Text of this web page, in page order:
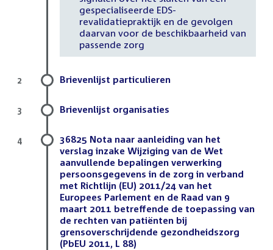
gespecialiseerde EDS-
revalidatiepraktijk en de gevolgen
daarvan voor de beschikbaarheid van
passende zorg
Brievenlijst particulieren
2
Brievenlijst organisaties
3
36825 Nota naar aanleiding van het
verslag inzake Wijziging van de Wet
aanvullende bepalingen verwerking
persoonsgegevens in de zorg in verband
met Richtlijn (EU) 2011/24 van het
Europees Parlement en de Raad van 9
maart 2011 betreffende de toepassing van
de rechten van patiënten bij
grensoverschrijdende gezondheidszorg
(PbEU 2011, L 88)
4